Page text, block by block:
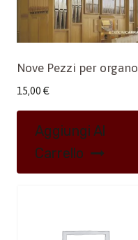
Nove Pezzi per organo
15,00 €
Aggiungi Al
Carrello